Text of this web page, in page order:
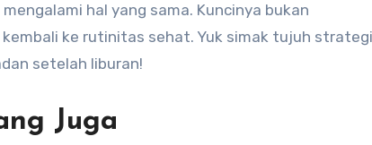
hal yang sama. Kuncinya bukan
ke rutinitas sehat. Yuk simak tujuh strategi
setelah liburan!
Juga